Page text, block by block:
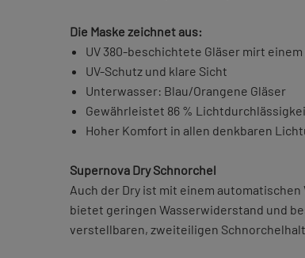
Die Maske zeichnet aus:
UV 380-beschichtete Gläser mirt
UV-Schutz und klare Sicht
Unterwasser: Blau/Orangene Gläser
Gewährleistet 86 %
Hoher Komfort in allen denkbaren
Supernova Dry Schnorchel
Auch der Dry ist mit einem
bietet geringen Wasserwiderstand und
verstellbaren, zweiteiligen